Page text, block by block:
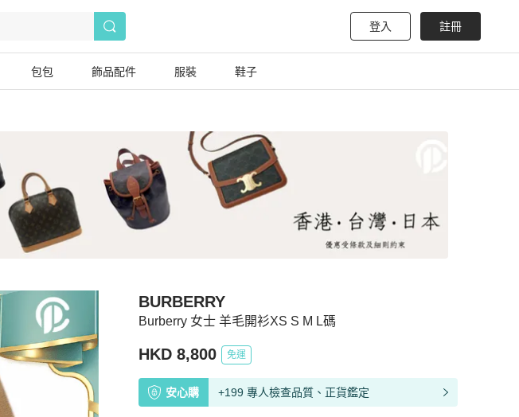
登入 註冊
包包 飾品配件 服裝 鞋子
Burberry 女士 羊毛開衫XS S M L碼
BURBERRY
HKD 8,800 免運
安心購 +199 專人檢查品質、正貨鑑定